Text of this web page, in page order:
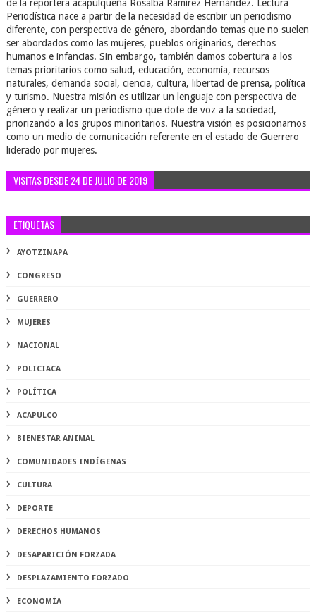
de la reportera acapulqueña Rosalba Ramírez Hernández. Lectura
Periodística nace a partir de la necesidad de escribir un periodismo
diferente, con perspectiva de género, abordando temas que no suelen
ser abordados como las mujeres, pueblos originarios, derechos
humanos e infancias. Sin embargo, también damos cobertura a los
temas prioritarios como salud, educación, economía, recursos
naturales, demanda social, ciencia, cultura, libertad de prensa, política
y turismo. Nuestra misión es utilizar un lenguaje con perspectiva de
género y realizar un periodismo que dote de voz a la sociedad,
priorizando a los grupos minoritarios. Nuestra visión es posicionarnos
como un medio de comunicación referente en el estado de Guerrero
liderado por mujeres.
VISITAS DESDE 24 DE JULIO DE 2019
ETIQUETAS
AYOTZINAPA
CONGRESO
GUERRERO
MUJERES
NACIONAL
POLICIACA
POLÍTICA
ACAPULCO
BIENESTAR ANIMAL
COMUNIDADES INDÍGENAS
CULTURA
DEPORTE
DERECHOS HUMANOS
DESAPARICIÓN FORZADA
DESPLAZAMIENTO FORZADO
ECONOMÍA